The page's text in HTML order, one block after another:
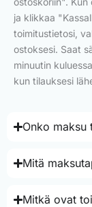
ja klikkaa
toimitustietosi,
ostoksesi. Saat
minuutin
kun tilauksesi
Onko maksu
Mitä
Mitkä ovat